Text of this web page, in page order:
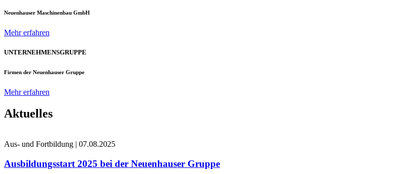
Neuenhauser Maschinenbau GmbH
Mehr erfahren
UNTERNEHMENSGRUPPE
Firmen der Neuenhauser Gruppe
Mehr erfahren
Aktuelles
Aus- und Fortbildung | 07.08.2025
Ausbildungsstart 2025 bei der Neuenhauser Gruppe